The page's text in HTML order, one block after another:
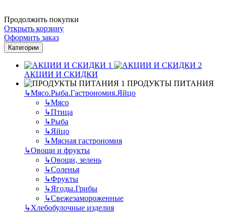
Продолжить покупки
Открыть корзину
Оформить заказ
Категории
АКЦИИ И СКИДКИ
ПРОДУКТЫ ПИТАНИЯ
↳Мясо.Рыба.Гастрономия.Яйцо
↳Мясо
↳Птица
↳Рыба
↳Яйцо
↳Мясная гастрономия
↳Овощи и фрукты
↳Овощи, зелень
↳Соленья
↳Фрукты
↳Ягоды.Грибы
↳Свежезамороженные
↳Хлебобулочные изделия